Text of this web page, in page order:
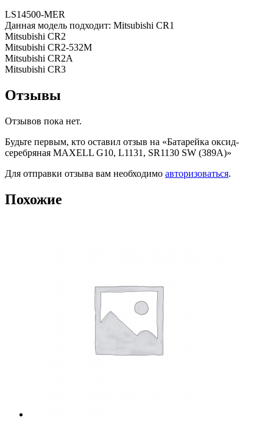
LS14500-MER
Данная модель подходит: Mitsubishi CR1
Mitsubishi CR2
Mitsubishi CR2-532M
Mitsubishi CR2A
Mitsubishi CR3
Отзывы
Отзывов пока нет.
Будьте первым, кто оставил отзыв на «Батарейка оксид-
серебряная MAXELL G10, L1131, SR1130 SW (389A)»
Для отправки отзыва вам необходимо авторизоваться.
Похожие